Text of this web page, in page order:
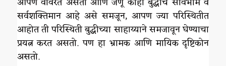
सर्वशक्तिमान आहे असे समजून, आपण ज्या परिस्थितीत
आहोत ती परिस्थिती बुद्धीच्या साहाय्याने समजावून घेण्याचा
प्रयत्न करत असतो. पण हा भ्रामक आणि मायिक दृष्टिकोन
असतो.